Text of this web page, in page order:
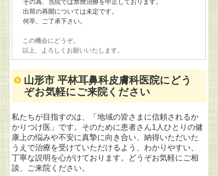
その為、当院では禁煙治療を中止しております。
出荷の再開については未定です。
何卒、ご了承下さい。
この機会にどうぞ。
以上、よろしくお願いいたします。
山形市 平林耳鼻科皮膚科医院にどう
ぞお気軽にご来院ください
私たちが目指すのは、「地域の皆さまに信頼されるか
かりつけ医」です。そのために患者さん1人ひとりの健
康上の悩みや不安に真摯に向き合い、納得いただいた
うえで治療を受けていただけるよう、わかりやすい、
丁寧な説明を心がけております。どうぞお気軽にご相
談、
ご来院ください。